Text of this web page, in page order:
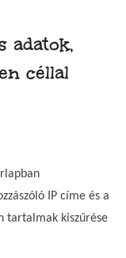
adatok,
céllal
IP címe és a
tartalmak kiszűrése